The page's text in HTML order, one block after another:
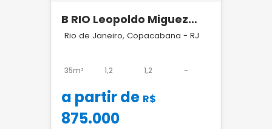
B RIO Leopoldo Miguez
Copacabana
Rio de Janeiro, Copacabana - RJ
35m² 1,2 1,2 -
a partir de R$
875.000